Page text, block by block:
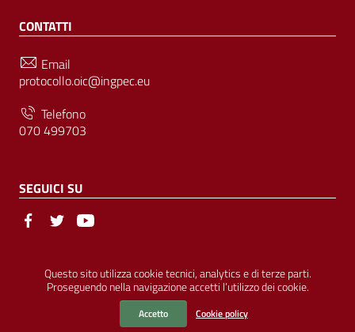
Questo sito utilizza cookie tecnici, analytics e di terze parti.
Proseguendo nella navigazione accetti l’utilizzo dei cookie.
Accetto Cookie policy
CONTATTI
Email
protocollo.oic@ingpec.eu
Telefono
070 499703
SEGUICI SU
Sezione Link Utili
© Ordine degli Ingegneri della Provincia di Cagliari | P.IVA
00458800927 |Amministrazione Trasparente | Pubblicità Legale
Accessibilità